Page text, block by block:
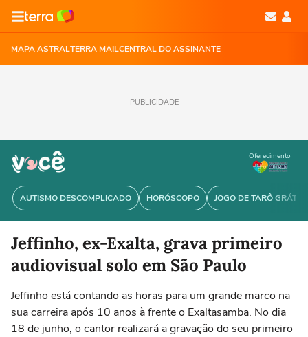
MAPA ASTRALTERRA MAILCENTRAL DO ASSINANTE
PUBLICIDADE
AUTISMO DESCOMPLICADO HORÓSCOPO JOGO DE TARÔ GRÁTIS
Oferecimento
Jeffinho, ex-Exalta, grava primeiro
audiovisual solo em São Paulo
Jeffinho está contando as horas para um grande marco na
sua carreira após 10 anos à frente o Exaltasamba. No dia
18 de junho, o cantor realizará a gravação do seu primeiro